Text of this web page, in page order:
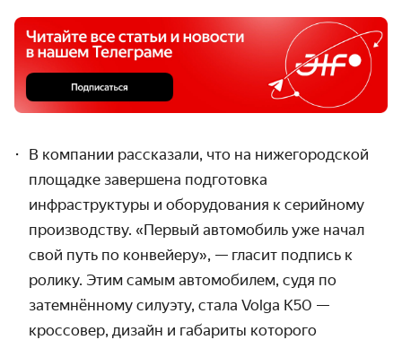
В компании рассказали, что на нижегородской
площадке завершена подготовка
инфраструктуры и оборудования к серийному
производству. «Первый автомобиль уже начал
свой путь по конвейеру», — гласит подпись к
ролику. Этим самым автомобилем, судя по
затемнённому силуэту, стала Volga K50 —
кроссовер, дизайн и габариты которого